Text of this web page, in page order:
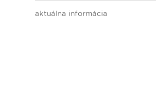
aktuálna informácia